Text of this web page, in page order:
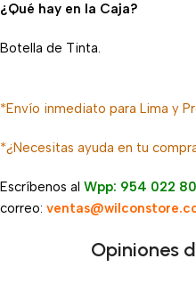
¿Qué hay en la Caja?
Botella de Tinta.
*Envío inmediato para Lima y
*¿Necesitas ayuda en tu
Escríbenos al Wpp: 954 022
correo:
Opiniones